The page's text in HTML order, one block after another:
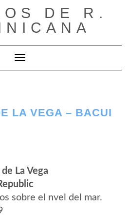
DE R.
Cambiar modo de navegación
LA VEGA – BACUI
La Vega
sobre el nvel del mar.